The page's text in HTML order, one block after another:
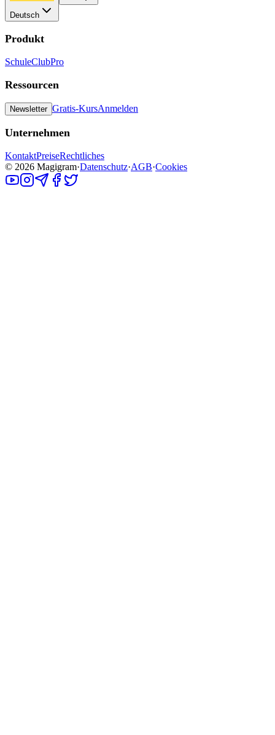
Deutsch
Produkt
SchuleClubPro
Ressourcen
Newsletter Gratis-KursAnmelden
Unternehmen
KontaktPreiseRechtliches
© 2026 Magigram·Datenschutz·AGB·Cookies